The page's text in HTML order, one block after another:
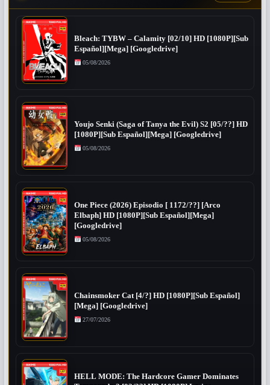
Bleach: TYBW – Calamity [02/10] HD [1080P][Sub
Español][Mega] [Googledrive]
05/08/2026
Youjo Senki (Saga of Tanya the Evil) S2 [05/??] HD
[1080P][Sub Español][Mega] [Googledrive]
05/08/2026
One Piece (2026) Episodio [ 1172/??] [Arco
Elbaph] HD [1080P][Sub Español][Mega]
[Googledrive]
05/08/2026
Chainsmoker Cat [4/?] HD [1080P][Sub Español]
[Mega] [Googledrive]
27/07/2026
HELL MODE: The Hardcore Gamer Dominates